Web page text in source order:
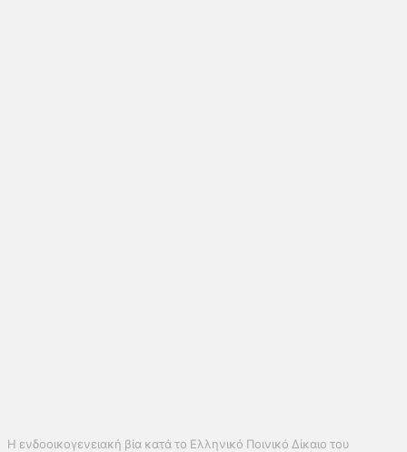
Η ενδοοικογενειακή βία κατά το Ελληνικό Ποινικό Δίκαιο του